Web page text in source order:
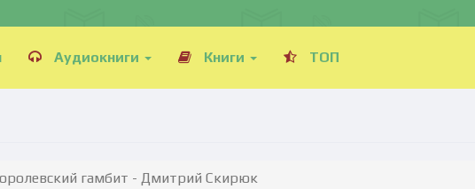
Аудиокниги Книги ТОП
гамбит - Дмитрий Скирюк